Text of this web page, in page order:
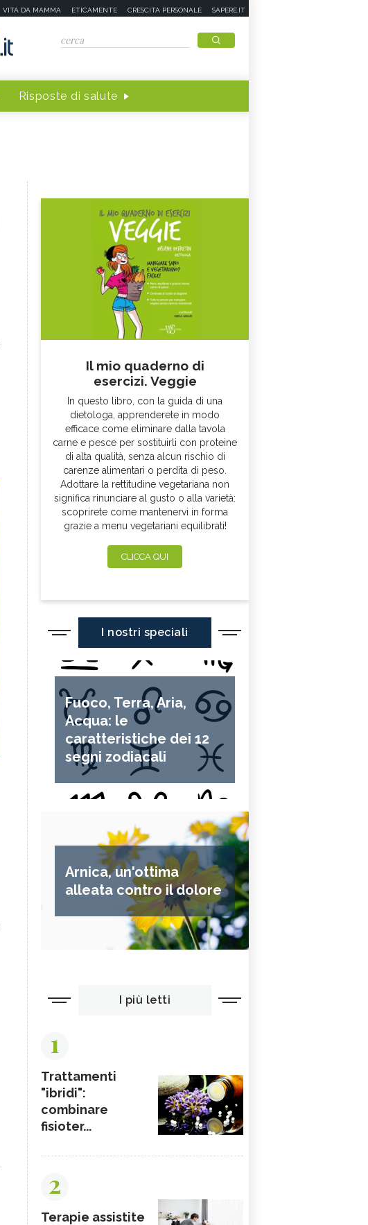
VITA DA MAMMA ETICAMENTE CRESCITA PERSONALE SAPERE.IT
Risposte di salute
Il mio quaderno di
esercizi. Veggie
In questo libro, con la guida di una
dietologa, apprenderete in modo
efficace come eliminare dalla tavola
carne e pesce per sostituirli con proteine
di alta qualità, senza alcun rischio di
carenze alimentari o perdita di peso.
Adottare la rettitudine vegetariana non
significa rinunciare al gusto o alla varietà:
scoprirete come mantenervi in forma
grazie a menu vegetariani equilibrati!
CLICCA QUI
I nostri speciali
Fuoco, Terra, Aria,
Acqua: le
caratteristiche dei 12
segni zodiacali
Arnica, un'ottima
alleata contro il dolore
I più letti
1
Trattamenti
"ibridi":
combinare
fisioter...
2
Terapie assistite